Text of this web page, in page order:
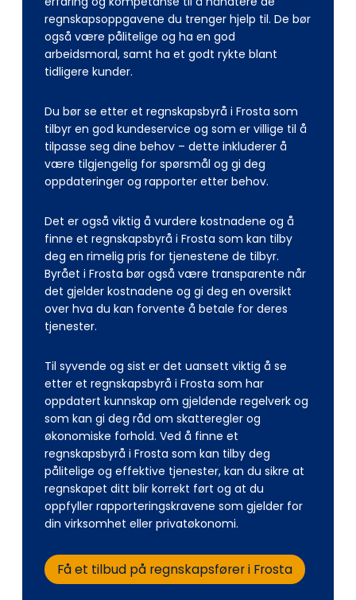
regnskapsoppgavene du trenger hjelp til. De bør
også være pålitelige og ha en god
arbeidsmoral, samt ha et godt rykte blant
tidligere kunder.
Du bør se etter et regnskapsbyrå i Frosta som
tilbyr en god kundeservice og som er villige til å
tilpasse seg dine behov – dette inkluderer å
være tilgjengelig for spørsmål og gi deg
oppdateringer og rapporter etter behov.
Det er også viktig å vurdere kostnadene og å
finne et regnskapsbyrå i Frosta som kan tilby
deg en rimelig pris for tjenestene de tilbyr.
Byrået i Frosta bør også være transparente når
det gjelder kostnadene og gi deg en oversikt
over hva du kan forvente å betale for deres
tjenester.
Til syvende og sist er det uansett viktig å se
etter et regnskapsbyrå i Frosta som har
oppdatert kunnskap om gjeldende regelverk og
som kan gi deg råd om skatteregler og
økonomiske forhold. Ved å finne et
regnskapsbyrå i Frosta som kan tilby deg
pålitelige og effektive tjenester, kan du sikre at
regnskapet ditt blir korrekt ført og at du
oppfyller rapporteringskravene som gjelder for
din virksomhet eller privatøkonomi.
Få et tilbud på regnskapsfører i Frosta